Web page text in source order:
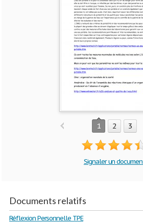
1 2 3
Signaler un
Documents relatifs
Réflexion Personnelle TPE